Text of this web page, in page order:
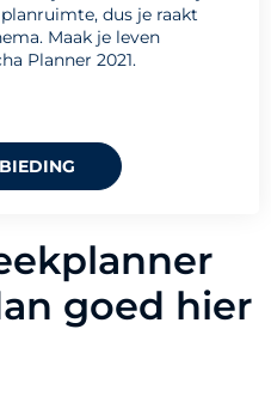
dus je raakt
Maak je leven
Planner 2021.
goed hier